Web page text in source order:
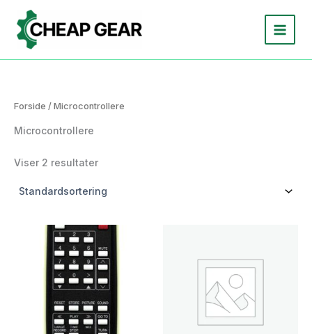
indholdet
Forside / Microcontrollere
Microcontrollere
Viser 2 resultater